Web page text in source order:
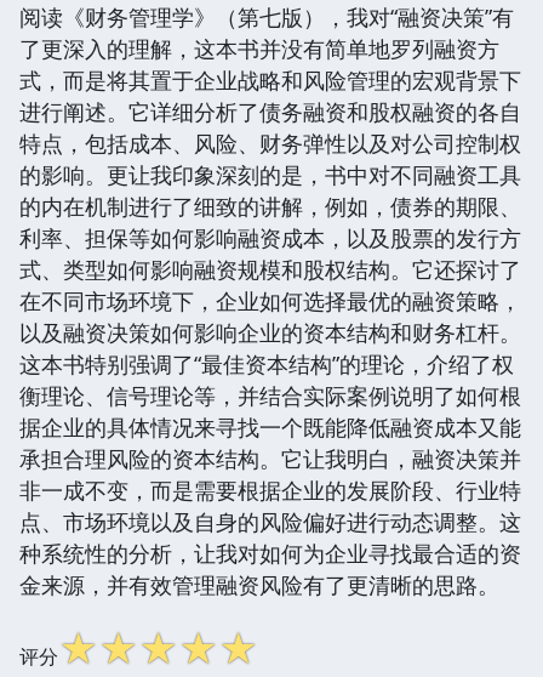
阅读《财务管理学》（第七版），我对“融资决策”有
了更深入的理解，这本书并没有简单地罗列融资方
式，而是将其置于企业战略和风险管理的宏观背景下
进行阐述。它详细分析了债务融资和股权融资的各自
特点，包括成本、风险、财务弹性以及对公司控制权
的影响。更让我印象深刻的是，书中对不同融资工具
的内在机制进行了细致的讲解，例如，债券的期限、
利率、担保等如何影响融资成本，以及股票的发行方
式、类型如何影响融资规模和股权结构。它还探讨了
在不同市场环境下，企业如何选择最优的融资策略，
以及融资决策如何影响企业的资本结构和财务杠杆。
这本书特别强调了“最佳资本结构”的理论，介绍了权
衡理论、信号理论等，并结合实际案例说明了如何根
据企业的具体情况来寻找一个既能降低融资成本又能
承担合理风险的资本结构。它让我明白，融资决策并
非一成不变，而是需要根据企业的发展阶段、行业特
点、市场环境以及自身的风险偏好进行动态调整。这
种系统性的分析，让我对如何为企业寻找最合适的资
金来源，并有效管理融资风险有了更清晰的思路。
评分☆☆☆☆☆